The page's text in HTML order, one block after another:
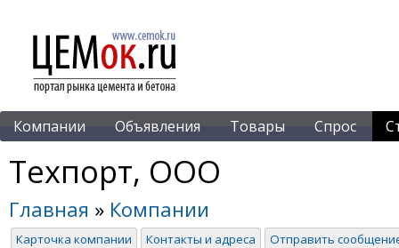
Компании Объявления Товары Спрос
Техпорт, ООО
Главная » Компании
Карточка компании Контакты и адреса Отправить